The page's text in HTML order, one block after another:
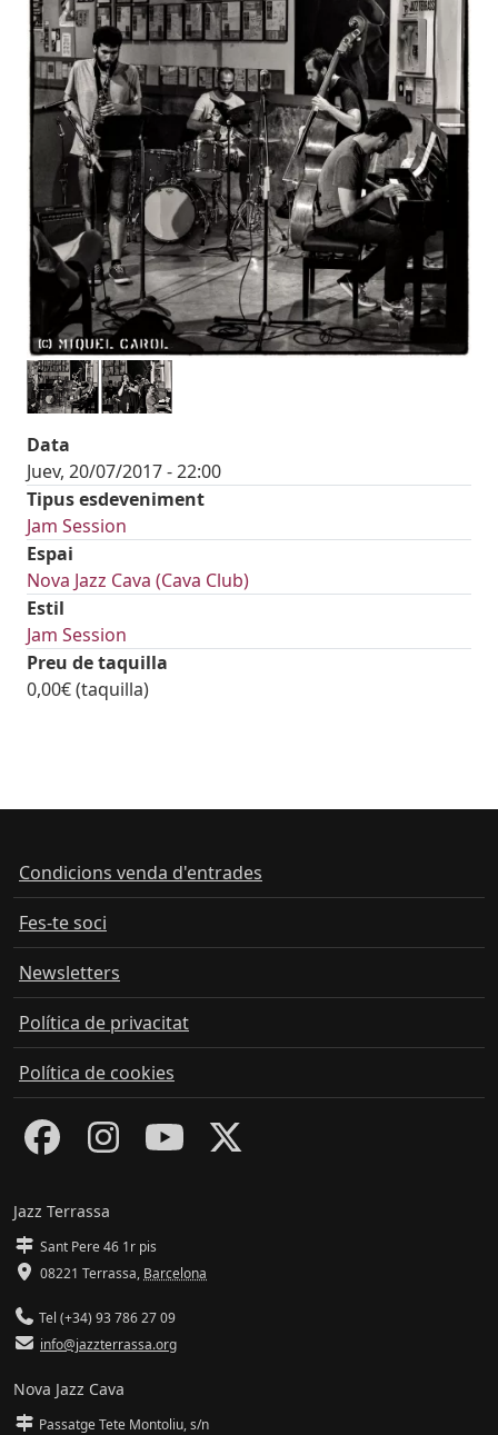
Data
Juev, 20/07/2017 - 22:00
Tipus esdeveniment
Jam Session
Espai
Nova Jazz Cava (Cava Club)
Estil
Jam Session
Preu de taquilla
0,00€ (taquilla)
Condicions venda d'entrades
Fes-te soci
Newsletters
Política de privacitat
Política de cookies
Jazz Terrassa
Sant Pere 46 1r pis
08221 Terrassa, Barcelona
Tel (+34) 93 786 27 09
info@jazzterrassa.org
Nova Jazz Cava
Passatge Tete Montoliu, s/n